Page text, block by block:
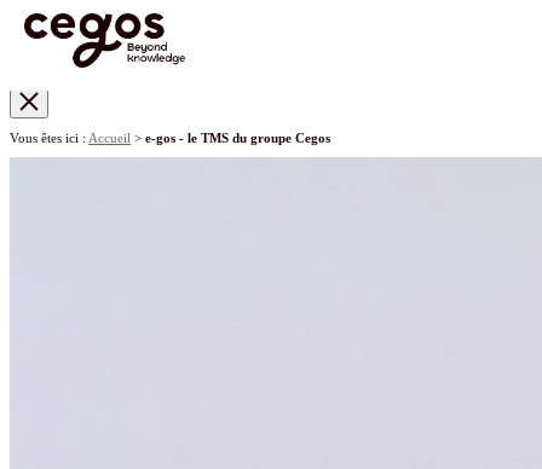
Vous êtes ici : Accueil > e-gos - le TMS du groupe Cegos